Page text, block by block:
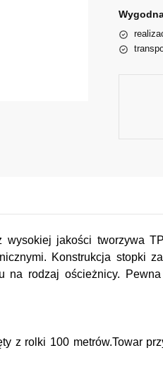
jakości tworzywa
Konstrukcja stopki
rodzaj ościeżnicy.
z rolki 100 metrów.Towar